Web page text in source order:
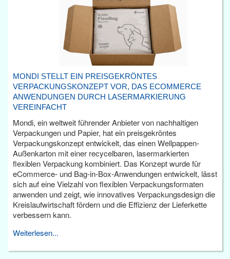
MONDI STELLT EIN PREISGEKRÖNTES
VERPACKUNGSKONZEPT VOR, DAS ECOMMERCE
ANWENDUNGEN DURCH LASERMARKIERUNG
VEREINFACHT
Mondi, ein weltweit führender Anbieter von nachhaltigen
Verpackungen und Papier, hat ein preisgekröntes
Verpackungskonzept entwickelt, das einen Wellpappen-
Außenkarton mit einer recycelbaren, lasermarkierten
flexiblen Verpackung kombiniert. Das Konzept wurde für
eCommerce- und Bag-in-Box-Anwendungen entwickelt, lässt
sich auf eine Vielzahl von flexiblen Verpackungsformaten
anwenden und zeigt, wie innovatives Verpackungsdesign die
Kreislaufwirtschaft fördern und die Effizienz der Lieferkette
verbessern kann.
Weiterlesen...